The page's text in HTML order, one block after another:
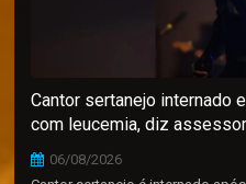
Cantor sertanejo internado
com leucemia, diz
06/08/2026